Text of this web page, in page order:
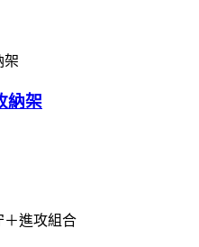
納架